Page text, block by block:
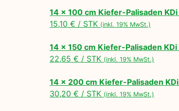
14 x 100 cm Kiefer-Palisaden KDi
15,10 € / STK (inkl. 19% MwSt.)
14 x 150 cm Kiefer-Palisaden KDi
22,65 € / STK (inkl. 19% MwSt.)
14 x 200 cm Kiefer-Palisaden KDi
30,20 € / STK (inkl. 19% MwSt.)